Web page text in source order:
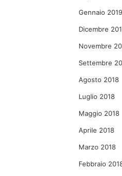
Gennaio 2019
Dicembre
Novembre
Settembre
Agosto 2018
Luglio 2018
Maggio 2018
Aprile 2018
Marzo 2018
Febbraio